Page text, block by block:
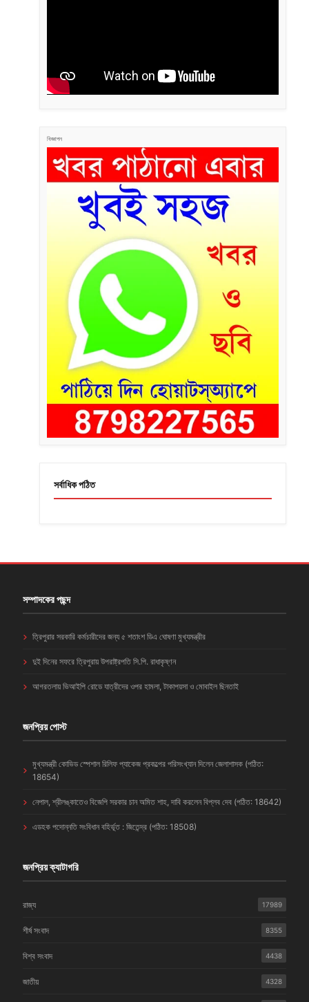
বিজ্ঞাপন
সর্বাধিক পঠিত
সম্পাদকের পছন্দ
ত্রিপুরার সরকারি কর্মচারীদের জন্য ৫ শতাংশ ডিএ ঘোষণা মুখ্যমন্ত্রীর
দুই দিনের সফরে ত্রিপুরায় উপরাষ্ট্রপতি সি.পি. রাধাকৃষ্ণন
আগরতলায় ভিআইপি রোডে যাত্রীদের ওপর হামলা, টাকাপয়সা ও মোবাইল ছিনতাই
জনপ্রিয় পোস্ট
মুখ্যমন্ত্রী কোভিড স্পেশাল রিলিফ প্যাকেজ প্রকল্পের পরিসংখ্যান দিলেন জেলাশাসক (পঠিত:
18654)
নেপাল, শ্রীলঙ্কাতেও বিজেপি সরকার চান অমিত শাহ, দাবি করলেন বিপ্লব দেব (পঠিত: 18642)
এডহক পদোন্নতি সংবিধান বহির্ভূত : জিতেন্দ্র (পঠিত: 18508)
জনপ্রিয় ক্যাটাগরি
রাজ্য 17989
শীর্ষ সংবাদ 8355
বিশ্ব সংবাদ 4438
জাতীয় 4328